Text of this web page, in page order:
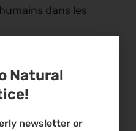
dans les
les résultats
Natural
newsletter or